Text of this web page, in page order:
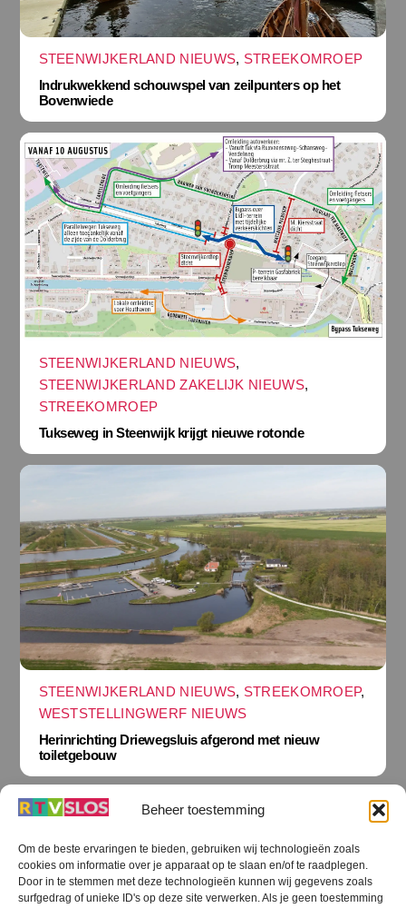
Beheer toestemming
Om de beste ervaringen te bieden, gebruiken wij technologieën zoals
cookies om informatie over je apparaat op te slaan en/of te raadplegen.
Door in te stemmen met deze technologieën kunnen wij gegevens zoals
surfgedrag of unieke ID's op deze site verwerken. Als je geen toestemming
STEENWIJKERLAND NIEUWS, STREEKOMROEP
Indrukwekkend schouwspel van zeilpunters op het
Bovenwiede
STEENWIJKERLAND NIEUWS,
STEENWIJKERLAND ZAKELIJK NIEUWS,
STREEKOMROEP
Tukseweg in Steenwijk krijgt nieuwe rotonde
STEENWIJKERLAND NIEUWS, STREEKOMROEP,
WESTSTELLINGWERF NIEUWS
Herinrichting Driewegsluis afgerond met nieuw
toiletgebouw
Terug
naar
boven